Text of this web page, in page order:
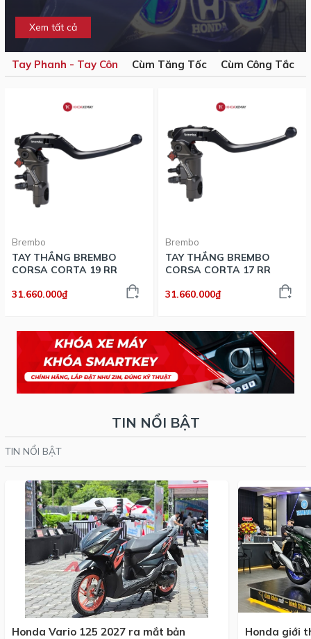
Xem tất cả
Tay Phanh - Tay Côn Cùm Tăng Tốc Cùm Công Tắc
Brembo
TAY THẮNG BREMBO
CORSA CORTA 19 RR
31.660.000₫
Brembo
TAY THẮNG BREMBO
CORSA CORTA 17 RR
31.660.000₫
TIN NỔI BẬT
TIN NỔI BẬT
Honda Vario 125 2027 ra mắt bản
Honda giới